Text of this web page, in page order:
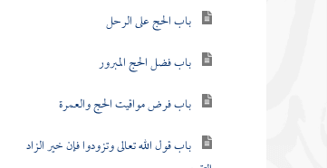
باب الحج على الرحل
باب فضل الحج المبرور
باب فرض مواقيت الحج والعمرة
باب قول الله تعالى وتزودوا فإن خير الزاد